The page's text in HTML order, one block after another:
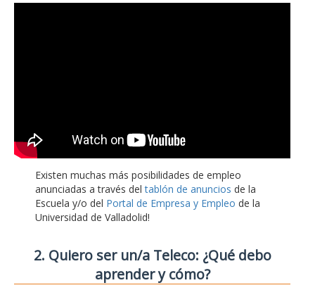
Existen muchas más posibilidades de empleo
anunciadas a través deltablón de anuncios de la
Escuela y/o del Portal de Empresa y Empleo de la
Universidad de Valladolid!
2. Quiero ser un/a Teleco: ¿Qué debo
aprender y cómo?